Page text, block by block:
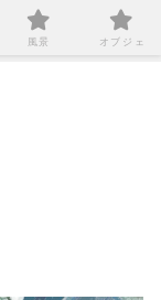
風景 オブジェ